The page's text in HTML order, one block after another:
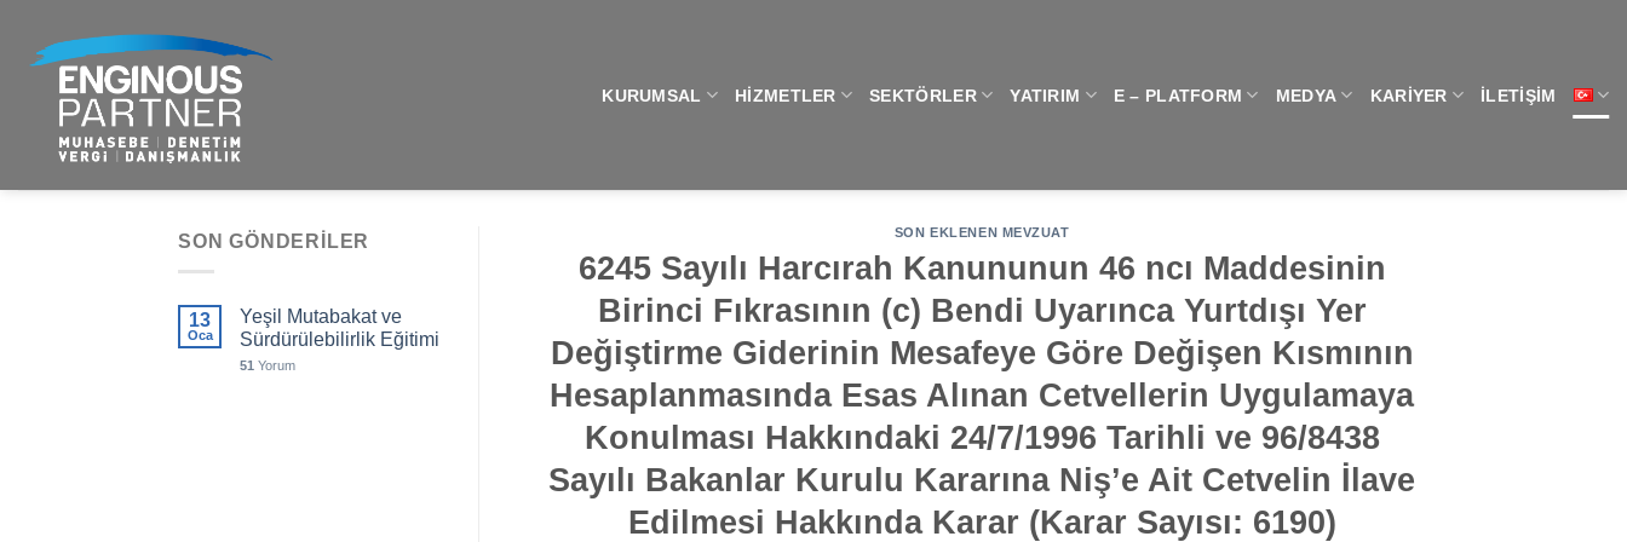
KURUMSAL HIZMETLER SEKTÖRLER YATIRIM E – PLATFORM MEDYA KARIYER İLETIŞIM
SON GÖNDERILER
13
Oca
Yeşil Mutabakat ve
Sürdürülebilirlik Eğitimi
51 Yorum
SON EKLENEN MEVZUAT
6245 Sayılı Harcırah Kanununun 46 ncı Maddesinin
Birinci Fıkrasının (c) Bendi Uyarınca Yurtdışı Yer
Değiştirme Giderinin Mesafeye Göre Değişen Kısmının
Hesaplanmasında Esas Alınan Cetvellerin Uygulamaya
Konulması Hakkındaki 24/7/1996 Tarihli ve 96/8438
Sayılı Bakanlar Kurulu Kararına Niş’e Ait Cetvelin İlave
Edilmesi Hakkında Karar (Karar Sayısı: 6190)